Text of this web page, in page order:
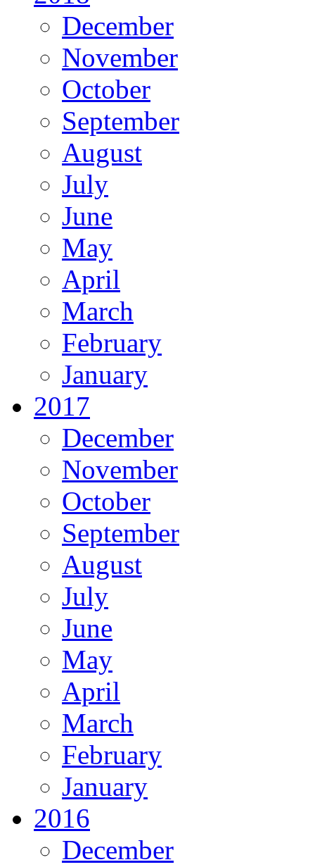
December
November
October
September
August
July
June
May
April
March
February
January
2017
December
November
October
September
August
July
June
May
April
March
February
January
2016
December